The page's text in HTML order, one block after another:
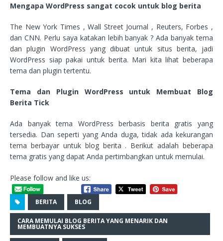
Mengapa WordPress sangat cocok untuk blog berita
The New York Times , Wall Street Journal , Reuters, Forbes ,
dan CNN. Perlu saya katakan lebih banyak ? Ada banyak tema
dan plugin WordPress yang dibuat untuk situs berita, jadi
WordPress siap pakai untuk berita. Mari kita lihat beberapa
tema dan plugin tertentu.
Tema dan Plugin WordPress untuk Membuat Blog
Berita Tick
Ada banyak tema WordPress berbasis berita gratis yang
tersedia. Dan seperti yang Anda duga, tidak ada kekurangan
tema berbayar untuk blog berita . Berikut adalah beberapa
tema gratis yang dapat Anda pertimbangkan untuk memulai.
Please follow and like us:
BERITA BLOG
CARA MEMULAI BLOG BERITA YANG MENARIK DAN
MEMBUATNYA SUKSES